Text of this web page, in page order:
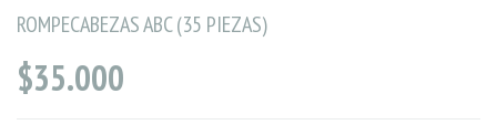
ROMPECABEZAS ABC (35 PIEZAS)
$35.000